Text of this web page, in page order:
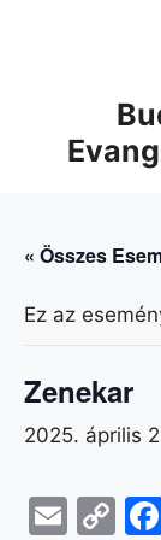
« Összes
Ez az
Zenekar
2025. április
E C